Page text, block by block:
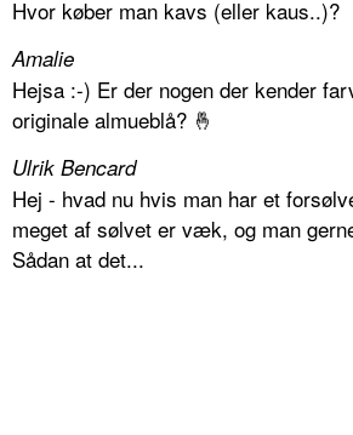
Hvor køber man kavs (eller kaus..)?
Amalie
Hejsa :-) Er der nogen der kender
originale almueblå? 🤞
Ulrik Bencard
Hej - hvad nu hvis man har et
meget af sølvet er væk, og man
Sådan at det...